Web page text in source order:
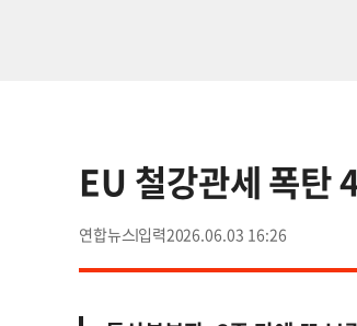
EU 철강관세 폭탄
연합뉴스 2026.06.03 16:26